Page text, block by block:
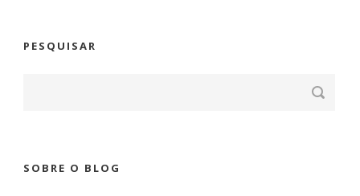
PESQUISAR
SOBRE O BLOG